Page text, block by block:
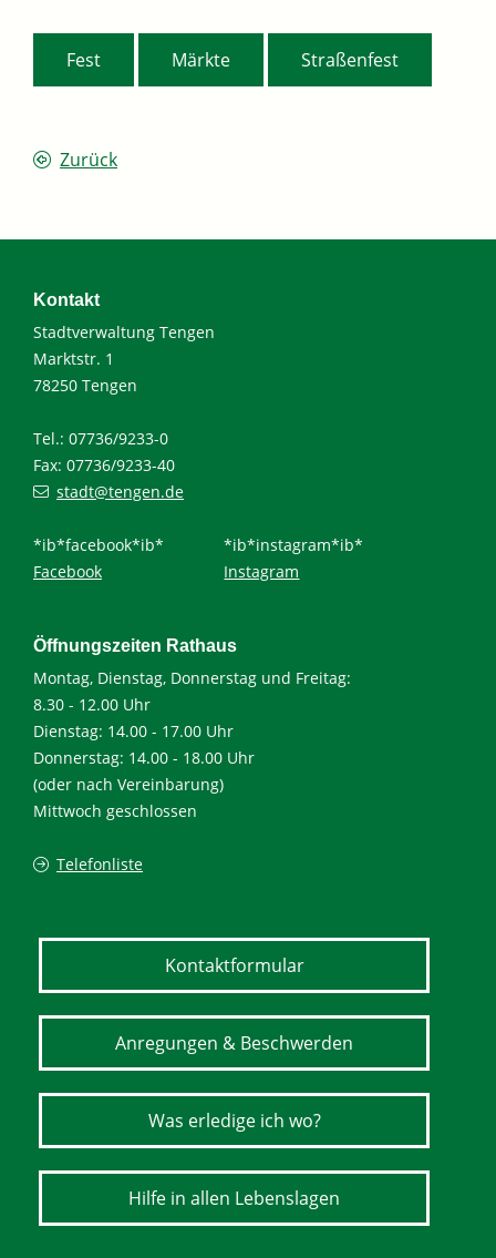
Fest Märkte Straßenfest
Zurück
Kontakt
Stadtverwaltung Tengen
Marktstr. 1
78250 Tengen
Tel.: 07736/9233-0
Fax: 07736/9233-40
stadt@tengen.de
*ib*facebook*ib*
Facebook
*ib*instagram*ib*
Instagram
Öffnungszeiten Rathaus
Montag, Dienstag, Donnerstag und Freitag:
8.30 - 12.00 Uhr
Dienstag: 14.00 - 17.00 Uhr
Donnerstag: 14.00 - 18.00 Uhr
(oder nach Vereinbarung)
Mittwoch geschlossen
Telefonliste
Kontaktformular
Anregungen & Beschwerden
Was erledige ich wo?
Hilfe in allen Lebenslagen